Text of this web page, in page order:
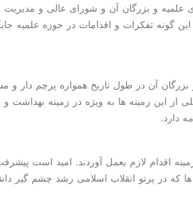
علمیه و بزرگان آن و شورای عالی و
گونه تفكرات و اقدامات در حوزه علمیه
بزرگان آن در طول تاریخ همواره پرچم دار
از این زمینه ها به ویژه در زمینه بهداشت
دارد.
اقدام لازم بعمل آوردند. امید است
كه در پرتو انقلاب اسلامی رشد چشم گیر